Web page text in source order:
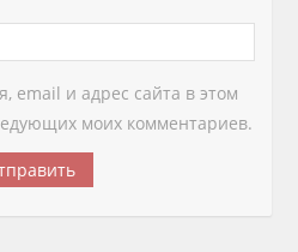
email и адрес сайта в этом
моих комментариев.